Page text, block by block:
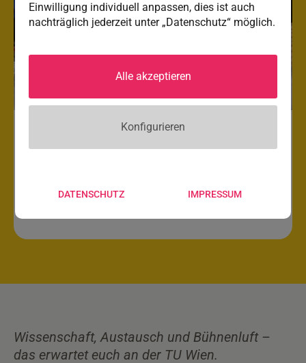
Wissenschaft, Austausch und Bühnenluft –
das erwartet euch an der TU Wien.
Einwilligung individuell anpassen, dies ist auch
nachträglich jederzeit unter „Datenschutz“ möglich.
Alle akzeptieren
Konfigurieren
DATENSCHUTZ IMPRESSUM